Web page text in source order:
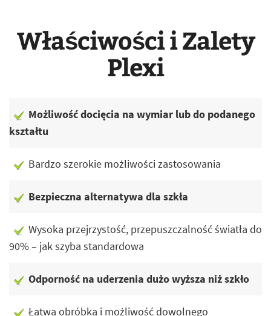
Właściwości i Zalety
Plexi
Możliwość docięcia na wymiar lub do podanego
kształtu
Bardzo szerokie możliwości zastosowania
Bezpieczna alternatywa dla szkła
Wysoka przejrzystość, przepuszczalność światła do
90% – jak szyba standardowa
Odporność na uderzenia dużo wyższa niż szkło
Łatwa obróbka i możliwość dowolnego